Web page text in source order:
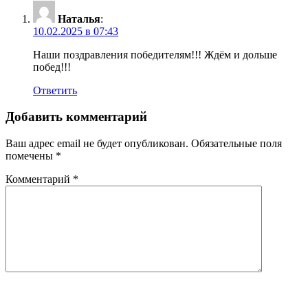
Наталья:
10.02.2025 в 07:43
Наши поздравления победителям!!! Ждём и дольше
побед!!!
Ответить
Добавить комментарий
Ваш адрес email не будет опубликован. Обязательные поля
помечены *
Комментарий *